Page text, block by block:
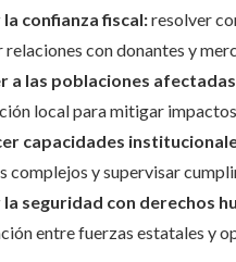
confianza fiscal:resolver
relaciones con donantes y
a las poblaciones
local para mitigar
capacidades
complejos y supervisar
seguridad con derechos
entre fuerzas estatales y